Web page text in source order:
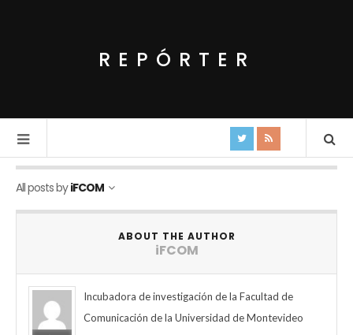
REPÓRTER
All posts byiFCOM
ABOUT THE AUTHOR
iFCOM
Incubadora de investigación de la Facultad de
Comunicación de la Universidad de Montevideo